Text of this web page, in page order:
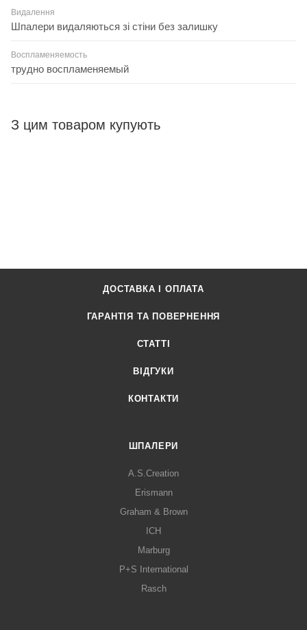
Видалення
Шпалери видаляються зі стіни без залишку
Воспламеняемость
трудно воспламеняемый
З цим товаром купують
ДОСТАВКА І ОПЛАТА
ГАРАНТІЯ ТА ПОВЕРНЕННЯ
СТАТТІ
ВІДГУКИ
КОНТАКТИ
ШПАЛЕРИ
A.S.Creation
Erismann
Graham & Brown
ICH
Marburg
P+S International
Rasch